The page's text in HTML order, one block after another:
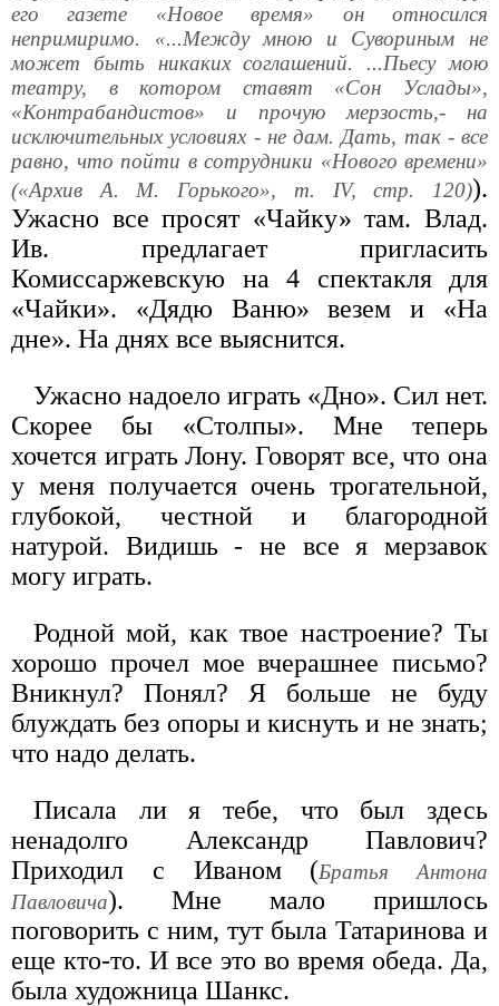
его газете «Новое время» он относился
непримиримо. «...Между мною и Сувориным не
может быть никаких соглашений. ...Пьесу мою
театру, в котором ставят «Сон Услады»,
«Контрабандистов» и прочую мерзость,- на
исключительных условиях - не дам. Дать, так- все
равно, что пойти в сотрудники «Нового времени»
(«Архив А. М. Горького», т. IV, стр. 120)).
Ужасно все просят «Чайку» там. Влад.
Ив. предлагает пригласить
Комиссаржевскую на 4 спектакля для
«Чайки». «Дядю Ваню» везем и «На
дне». На днях все выяснится.
Ужасно надоело играть «Дно». Сил нет.
Скорее бы «Столпы». Мне теперь
хочется играть Лону. Говорят все, что она
у меня получается очень трогательной,
глубокой, честной и благородной
натурой. Видишь - не все я мерзавок
могу играть.
Родной мой, как твое настроение? Ты
хорошо прочел мое вчерашнее письмо?
Вникнул? Понял? Я больше не буду
блуждать без опоры и киснуть и не знать;
что надо делать.
Писала ли я тебе, что был здесь
ненадолго Александр Павлович?
Приходил с Иваном (Братья Антона
Павловича). Мне мало пришлось
поговорить с ним, тут была Татаринова и
еще кто-то. И все это во время обеда. Да,
была художница Шанкс.